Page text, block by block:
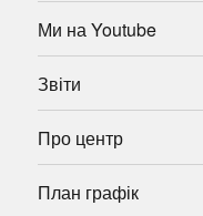
Ми на Youtube
Звіти
Про центр
План графік